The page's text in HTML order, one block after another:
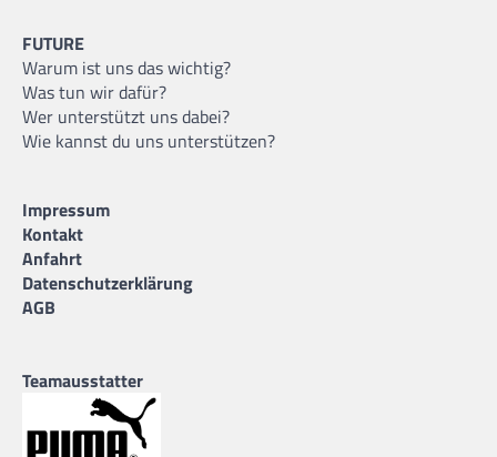
FUTURE
Warum ist uns das wichtig?
Was tun wir dafür?
Wer unterstützt uns dabei?
Wie kannst du uns unterstützen?
Impressum
Kontakt
Anfahrt
Datenschutzerklärung
AGB
Teamausstatter